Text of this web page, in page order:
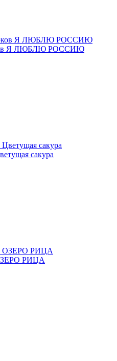
Я ЛЮБЛЮ РОССИЮ
сакура
РИЦА